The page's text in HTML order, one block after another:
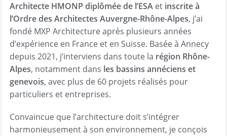
Architecte HMONP diplômée de l’ESA et inscrite à
l’Ordre des Architectes Auvergne-Rhône-Alpes, j’ai
fondé MXP Architecture après plusieurs années
d’expérience en France et en Suisse. Basée à Annecy
depuis 2021, j’interviens dans toute la région Rhône-
Alpes, notamment dans les bassins annéciens et
genevois, avec plus de 60 projets réalisés pour
particuliers et entreprises.
Convaincue que l’architecture doit s’intégrer
harmonieusement à son environnement, je conçois